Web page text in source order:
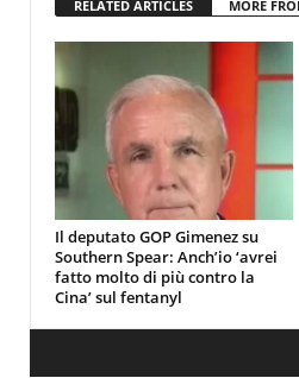
RELATED ARTICLES MORE
Il deputato GOP Gimenez su
Southern Spear: Anch’io ‘avrei
fatto molto di più contro la
Cina’ sul fentanyl